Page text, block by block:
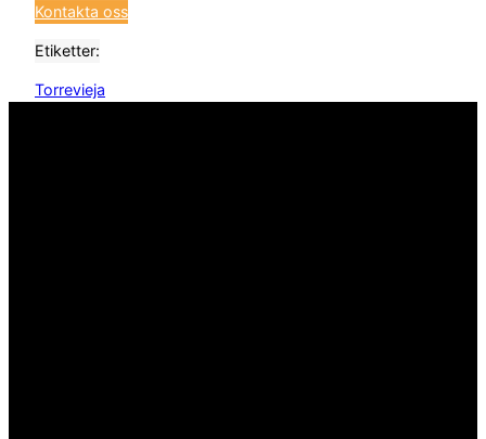
Kontakta oss
Etiketter:
Torrevieja